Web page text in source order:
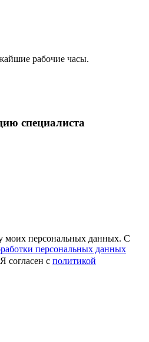
рабочие часы.
специалиста
моих персональных данных. С
персональных данных
Я согласен с политикой